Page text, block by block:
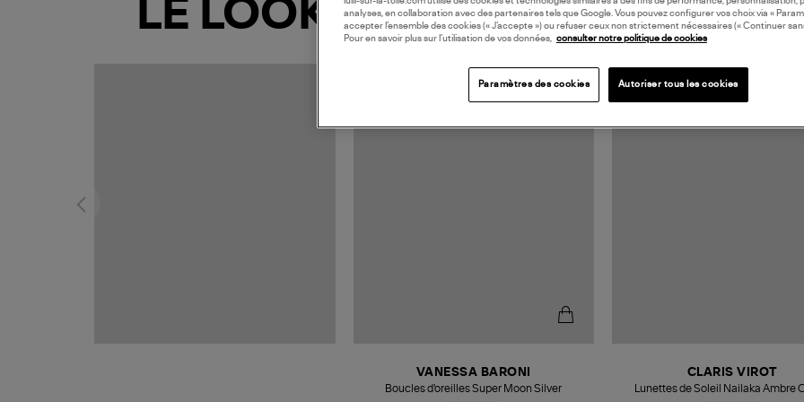
LE LOOK
VANESSA BARONI
Boucles d'oreilles Super Moon Silver
CLARIS VIROT
Lunettes de Soleil Nailaka Ambre
analyses, en collaboration avec des partenaires tels que Google. Vous pouvez configurer vos choix via «
accepter l’ensemble des cookies (« J’accepte ») ou refuser ceux non strictement nécessaires (« Continuer
Pour en savoir plus sur l’utilisation de vos données, consulter notre politique de cookies
Paramètres des cookies Autoriser tous les cookies